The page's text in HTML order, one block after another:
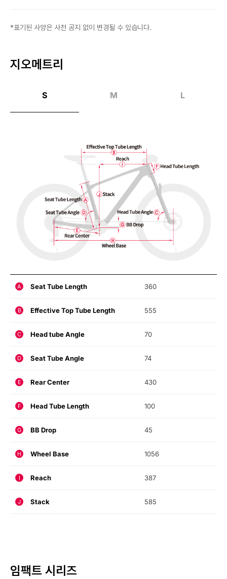
*표기된 사양은 사전 공지 없이 변경될 수 있습니다.
지오메트리
S M L
A Seat Tube Length 360
B Effective Top Tube Length 555
C Head tube Angle 70
D Seat Tube Angle 74
E Rear Center 430
F Head Tube Length 100
G BB Drop 45
H Wheel Base 1056
I Reach 387
J Stack 585
임팩트 시리즈